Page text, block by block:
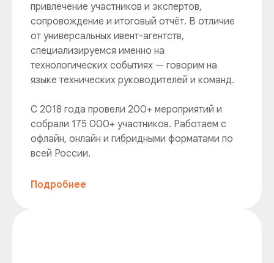
привлечение участников и экспертов,
сопровождение и итоговый отчёт. В отличие
от универсальных ивент-агентств,
специализируемся именно на
технологических событиях — говорим на
языке технических руководителей и команд.
С 2018 года провели 200+ мероприятий и
собрали 175 000+ участников. Работаем с
офлайн, онлайн и гибридными форматами по
всей России.
Подробнее